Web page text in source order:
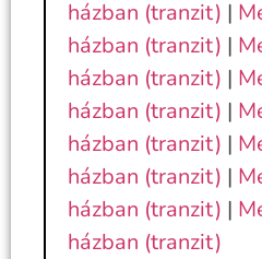
házban (tranzit) |
házban (tranzit) |
házban (tranzit) |
házban (tranzit) |
házban (tranzit) |
házban (tranzit) |
házban (tranzit) |
házban (tranzit)